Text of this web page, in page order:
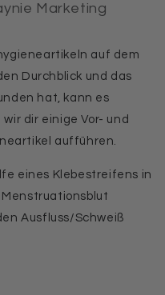
Marketing
auf dem
Durchblick und das
hat, kann es
dir einige Vor- und
aufführen.
eines Klebestreifens in
Ausfluss/Schweiß